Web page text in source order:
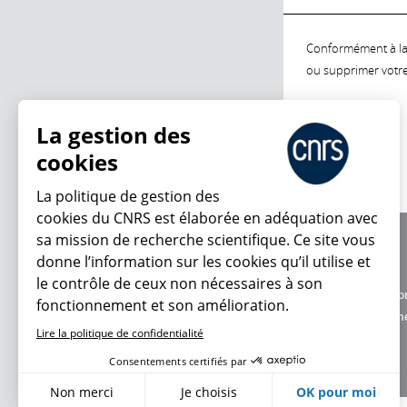
Conformément à
ou supprimer
Charte
Données
La gestion des
cookies
La politique de gestion des
cookies du CNRS est élaborée en adéquation avec
sa mission de recherche scientifique. Ce site vous
donne l’information sur les cookies qu’il utilise et
le contrôle de ceux non nécessaires à son
fonctionnement et son amélioration.
Lire la politique de confidentialité
Consentements certifiés par
Non merci Je choisis OK pour moi